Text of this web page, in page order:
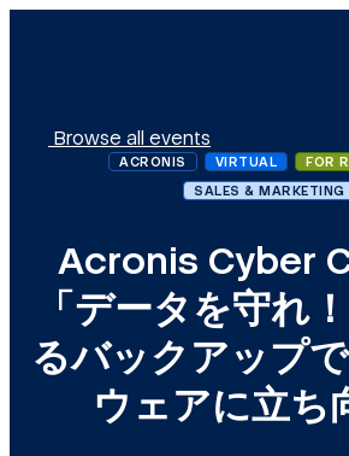
Browse all events
ACRONIS VIRTUAL
FOR
SALES & MARKETING
Acronis Cyber
「データを守れ
るバックアップ
ウェアに立ち